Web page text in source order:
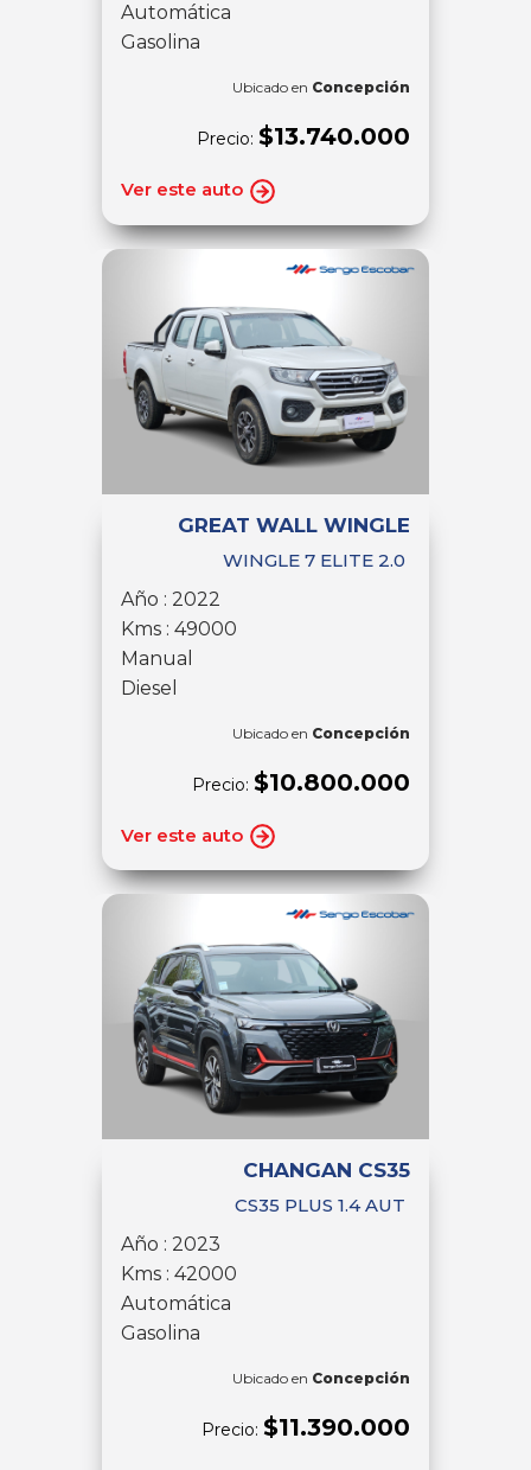
Automática
Gasolina
Ubicado en Concepción
Precio: $13.740.000
Ver este auto
GREAT WALL WINGLE
WINGLE 7 ELITE 2.0
Año : 2022
Kms : 49000
Manual
Diesel
Ubicado en Concepción
Precio: $10.800.000
Ver este auto
CHANGAN CS35
CS35 PLUS 1.4 AUT
Año : 2023
Kms : 42000
Automática
Gasolina
Ubicado en Concepción
Precio: $11.390.000